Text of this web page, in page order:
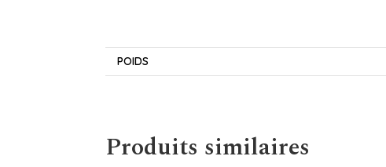
POIDS
Produits similaires